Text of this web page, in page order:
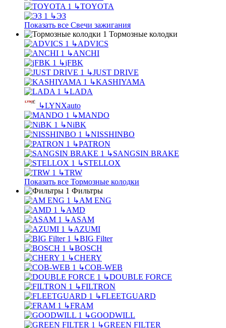
↳TOYOTA
↳ЭЗ
Показать все Свечи зажигания
Тормозные колодки
↳ADVICS
↳ANCHI
↳jFBK
↳JUST DRIVE
↳KASHIYAMA
↳LADA
↳LYNXauto
↳MANDO
↳NiBK
↳NISSHINBO
↳PATRON
↳SANGSIN BRAKE
↳STELLOX
↳TRW
Показать все Тормозные колодки
Фильтры
↳AM ENG
↳AMD
↳ASAM
↳AZUMI
↳BIG Filter
↳BOSCH
↳CHERY
↳COB-WEB
↳DOUBLE FORCE
↳FILTRON
↳FLEETGUARD
↳FRAM
↳GOODWILL
↳GREEN FILTER